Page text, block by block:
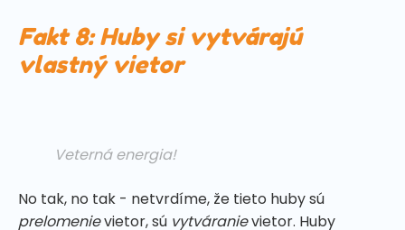
Fakt 8: Huby si vytvárajú
vlastný vietor
Veterná energia!
No tak, no tak - netvrdíme, že tieto huby sú
prelomenievietor, sú vytváranievietor. Huby